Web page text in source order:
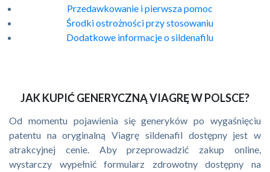
Przedawkowanie i pierwsza pomoc
Środki ostrożności przy stosowaniu
Dodatkowe informacje o sildenafilu
JAK KUPIĆ GENERYCZNĄ VIAGRĘ W POLSCE?
Od momentu pojawienia się generyków po wygaśnięciu
patentu na oryginalną Viagrę sildenafil dostępny jest w
atrakcyjnej cenie. Aby przeprowadzić zakup online,
wystarczy wypełnić formularz zdrowotny dostępny na